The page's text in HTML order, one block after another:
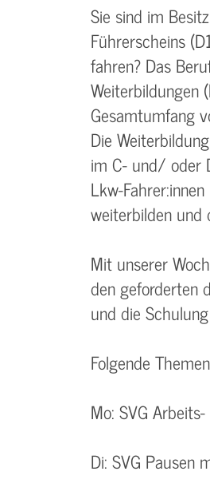
Sie sind im
Führerscheins
fahren? Das
Weiterbildungen
Gesamtumfang
Die
im C- und/ oder
Lkw-
weiterbilden und
Mit unserer
den geforderten
und die
Folgende
Mo: SVG
Di: SVG Pausen